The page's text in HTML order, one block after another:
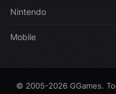
Nintendo
Mobile
© 2005-2026 GGames.